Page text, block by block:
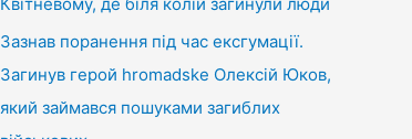
Зазнав поранення під час ексгумації.
Загинув герой hromadske Олексій Юков,
який займався пошуками загиблих